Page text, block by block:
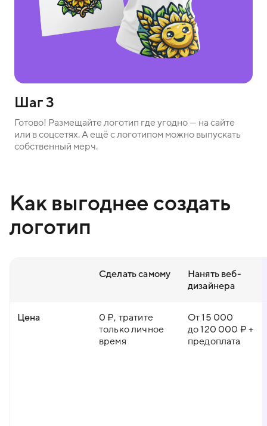
Шаг 3
Готово! Размещайте логотип где угодно — на сайте
или в соцсетях. А ещё с логотипом можно выпускать
собственный мерч.
Как выгоднее создать
логотип
Сделать самому
Нанять веб-
дизайнера
Цена
0 ₽, тратите
только личное
время
От 15 000
до 120 000 ₽ +
предоплата